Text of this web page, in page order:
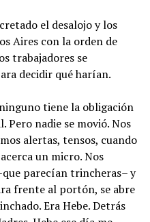
el desalojo y los
Aires con la orden de
trabajadores se
decidir qué harían.
tiene la obligación
Pero nadie se movió. Nos
alertas, tensos, cuando
un micro. Nos
parecían trincheras– y
frente al portón, se abre
Era Hebe. Detrás